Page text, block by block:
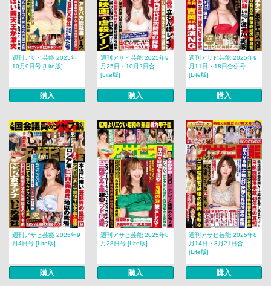
週刊アサヒ芸能 2025年
10月9日号 [Lite版]
購入
週刊アサヒ芸能 2025年9
月25日・10月2日合...
[Lite版]
購入
週刊アサヒ芸能 2025年9
月11日・18日合併号
[Lite版]
購入
週刊アサヒ芸能 2025年9
月4日号 [Lite版]
購入
週刊アサヒ芸能 2025年8
月28日号 [Lite版]
購入
週刊アサヒ芸能 2025年8
月14日・8月21日合...
[Lite版]
購入